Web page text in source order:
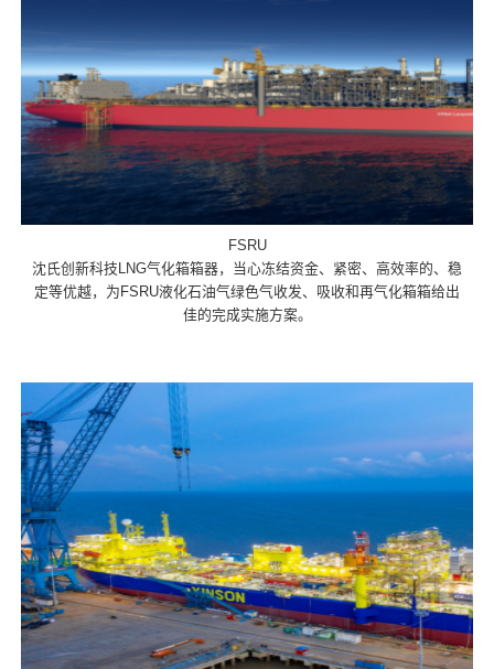
FSRU
沈氏创新科技LNG气化箱箱器，当心冻结资金、紧密、高效率的、稳
定等优越，为FSRU液化石油气绿色气收发、吸收和再气化箱箱给出
佳的完成实施方案。